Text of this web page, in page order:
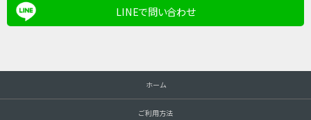
LINEで問い合わせ
ホーム
ご利用方法